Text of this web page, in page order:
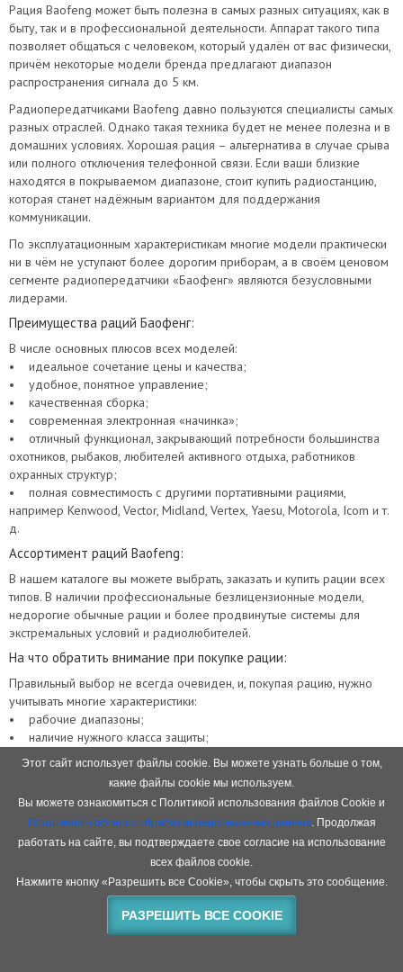
Рация Baofeng может быть полезна в самых разных ситуациях, как в
быту, так и в профессиональной деятельности. Аппарат такого типа
позволяет общаться с человеком, который удалён от вас физически,
причём некоторые модели бренда предлагают диапазон
распространения сигнала до 5 км.
Радиопередатчиками Baofeng давно пользуются специалисты самых
разных отраслей. Однако такая техника будет не менее полезна и в
домашних условиях. Хорошая рация – альтернатива в случае срыва
или полного отключения телефонной связи. Если ваши близкие
находятся в покрываемом диапазоне, стоит купить радиостанцию,
которая станет надёжным вариантом для поддержания
коммуникации.
По эксплуатационным характеристикам многие модели практически
ни в чём не уступают более дорогим приборам, а в своём ценовом
сегменте радиопередатчики «Баофенг» являются безусловными
лидерами.
Преимущества раций Баофенг:
В числе основных плюсов всех моделей:
• идеальное сочетание цены и качества;
• удобное, понятное управление;
• качественная сборка;
• современная электронная «начинка»;
• отличный функционал, закрывающий потребности большинства
охотников, рыбаков, любителей активного отдыха, работников
охранных структур;
• полная совместимость с другими портативными рациями,
например Kenwood, Vector, Midland, Vertex, Yaesu, Motorola, Icom и т.
д.
Ассортимент раций Baofeng:
В нашем каталоге вы можете выбрать, заказать и купить рации всех
типов. В наличии профессиональные безлицензионные модели,
недорогие обычные рации и более продвинутые системы для
экстремальных условий и радиолюбителей.
На что обратить внимание при покупке рации:
Правильный выбор не всегда очевиден, и, покупая рацию, нужно
учитывать многие характеристики:
• рабочие диапазоны;
• наличие нужного класса защиты;
• дальность действия;
• простоту настроек и эксплуатации;
• мощность аккумулятора;
• стоимость.
Все основные характеристики указаны в описании. Наши
консультанты готовы помочь вам найти и купить лучшую модель
радиостанции Baofeng из нашего каталога, которая будет полностью
соответствовать вашим требованиям.
У нас налажены прямые поставки с завода Baofeng и мы
Этот сайт использует файлы cookie. Вы можете узнать больше о том,
какие файлы cookie мы используем.
Вы можете ознакомиться с Политикой использования файлов Cookie и
Политикой в области обработки персональных данных. Продолжая
работать на сайте, вы подтверждаете свое согласие на использование
всех файлов cookie.
Нажмите кнопку «Разрешить все Cookie», чтобы скрыть это сообщение.
РАЗРЕШИТЬ ВСЕ COOKIE